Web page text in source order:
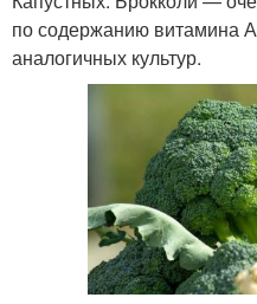
по содержанию витамина
аналогичных культур.